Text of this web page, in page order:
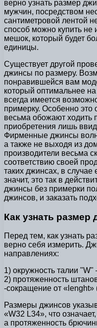
верно узнать размер
мужчин, посредством
сантиметровой лентой
способ можно купить
мешок, который будет
единицы.
Существует другой
джинсы по размеру.
понравившейся вам
который оптимальнее
всегда имеется
примерку. Особенно это
весьма обожают ходить
приобретения лишь
Фирменные джинсы
а также не выходя из
производители весьма
соответствию своей
таких джинсах, в
значит, это так в
джинсы без примерки
джинсов, и заказать
Как узнать размер
Перед тем, как узнать
верно себя измерить.
направлениях:
1) окружность талии
2) протяженность
-сокращение от «lenght»
Размеры джинсов
«W32 L34», что
а протяженность